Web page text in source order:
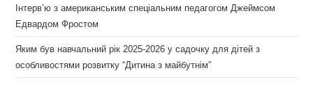
Інтерв’ю з американським спеціальним педагогом Джеймсом
Едвардом Фростом
Яким був навчальний рік 2025-2026 у садочку для дітей з
особливостями розвитку “Дитина з майбутнім”